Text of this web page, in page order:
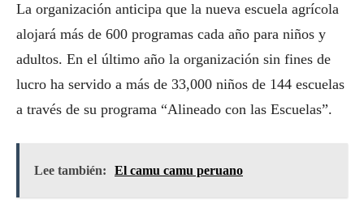
La organización anticipa que la nueva escuela agrícola
alojará más de 600 programas cada año para niños y
adultos. En el último año la organización sin fines de
lucro ha servido a más de 33,000 niños de 144 escuelas
a través de su programa “Alineado con las Escuelas”.
Lee también: El camu camu peruano